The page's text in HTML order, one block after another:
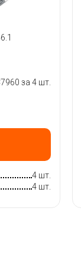
за 4 шт.
4 шт.
4 шт.